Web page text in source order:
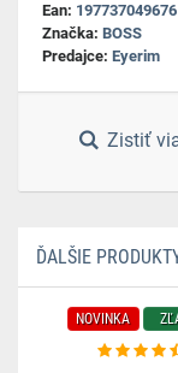
Ean: 197737049676
Značka: BOSS
Predajce: Eyerim
Zistiť
ĎALŠIE
NOVINKA